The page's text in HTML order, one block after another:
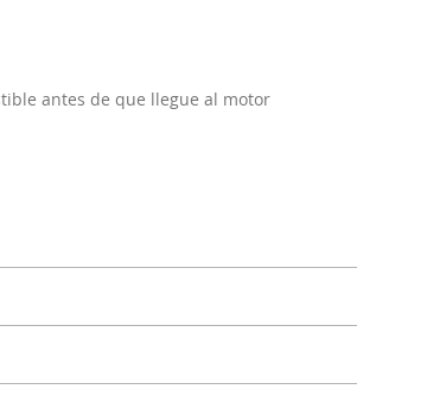
antes de que llegue al motor